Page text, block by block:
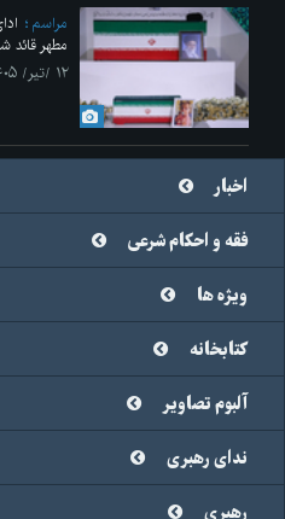
مراسم
مطهر قائد
۱۲ /تیر/ ۱۴۰۵
اخبار
فقه و احکام شرعی
ویژه ها
کتابخانه
آلبوم تصاویر
ندای رهبری
رهبری